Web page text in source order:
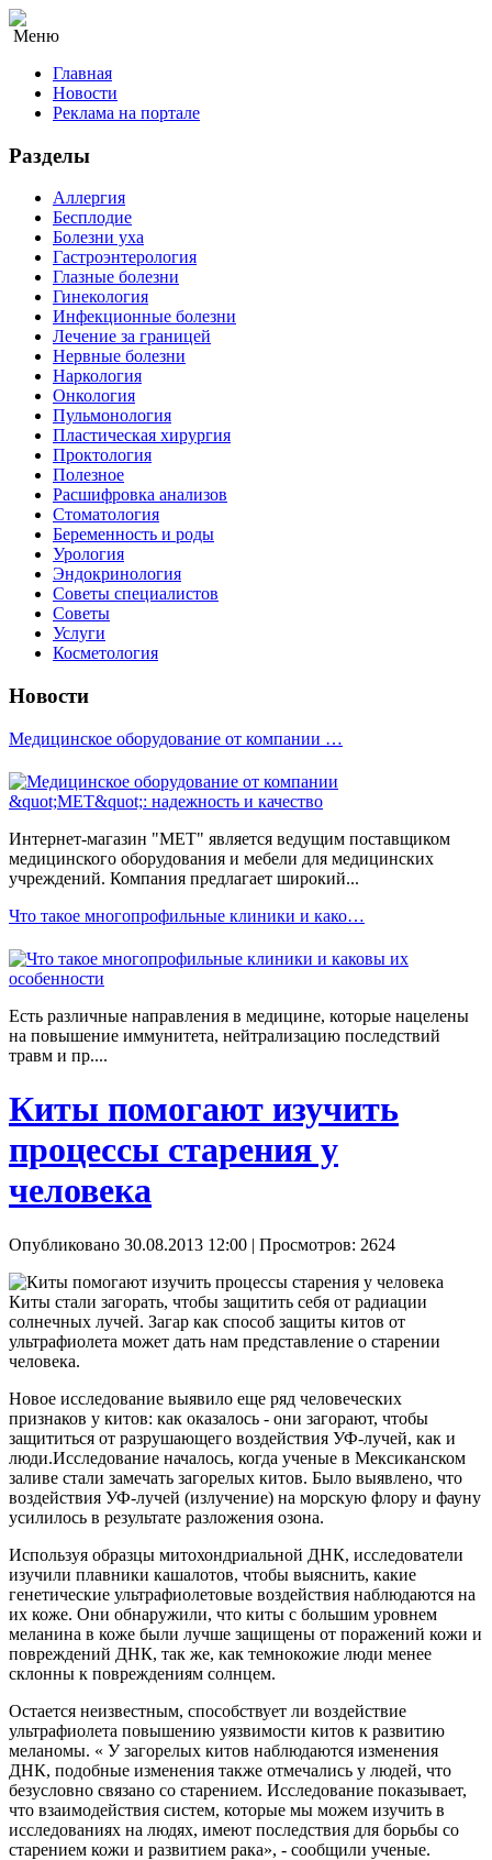
Меню
Главная
Новости
Реклама на портале
Разделы
Аллергия
Бесплодие
Болезни уха
Гастроэнтерология
Глазные болезни
Гинекология
Инфекционные болезни
Лечение за границей
Нервные болезни
Наркология
Онкология
Пульмонология
Пластическая хирургия
Проктология
Полезное
Расшифровка анализов
Стоматология
Беременность и роды
Урология
Эндокринология
Советы специалистов
Советы
Услуги
Косметология
Новости
Медицинское оборудование от компании …
Интернет-магазин "МЕТ" является ведущим поставщиком
медицинского оборудования и мебели для медицинских
учреждений. Компания предлагает широкий...
Что такое многопрофильные клиники и како…
Есть различные направления в медицине, которые нацелены
на повышение иммунитета, нейтрализацию последствий
травм и пр....
Киты помогают изучить
процессы старения у
человека
Опубликовано 30.08.2013 12:00 | Просмотров: 2624
Киты стали загорать, чтобы защитить себя от радиации
солнечных лучей. Загар как способ защиты китов от
ультрафиолета может дать нам представление о старении
человека.
Новое исследование выявило еще ряд человеческих
признаков у китов: как оказалось - они загорают, чтобы
защититься от разрушающего воздействия УФ-лучей, как и
люди.Исследование началось, когда ученые в Мексиканском
заливе стали замечать загорелых китов. Было выявлено, что
воздействия УФ-лучей (излучение) на морскую флору и фауну
усилилось в результате разложения озона.
Используя образцы митохондриальной ДНК, исследователи
изучили плавники кашалотов, чтобы выяснить, какие
генетические ультрафиолетовые воздействия наблюдаются на
их коже. Они обнаружили, что киты с большим уровнем
меланина в коже были лучше защищены от поражений кожи и
повреждений ДНК, так же, как темнокожие люди менее
склонны к повреждениям солнцем.
Остается неизвестным, способствует ли воздействие
ультрафиолета повышению уязвимости китов к развитию
меланомы. « У загорелых китов наблюдаются изменения
ДНК, подобные изменения также отмечались у людей, что
безусловно связано со старением. Исследование показывает,
что взаимодействия систем, которые мы можем изучить в
исследованиях на людях, имеют последствия для борьбы со
старением кожи и развитием рака», - сообщили ученые.